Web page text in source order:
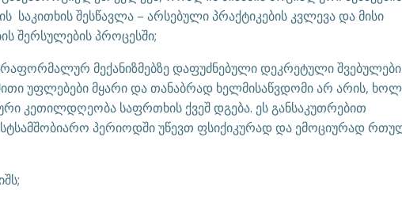
საკითხის შესწავლა – არსებული პრაქტიკების კვლევა და მისი
შერსულების პროცესში;
მექანიზმებზე დაფუძნებული დეკრეტული
უფლებები მყარი და თანაბრად ხელმისაწვდომი არ არის,
კეთილდღეობა საფრთხის ქვეშ დგება. ეს განსაკუთრებით
პერიოდში უწევთ ფსიქიკურად და ემოციურად